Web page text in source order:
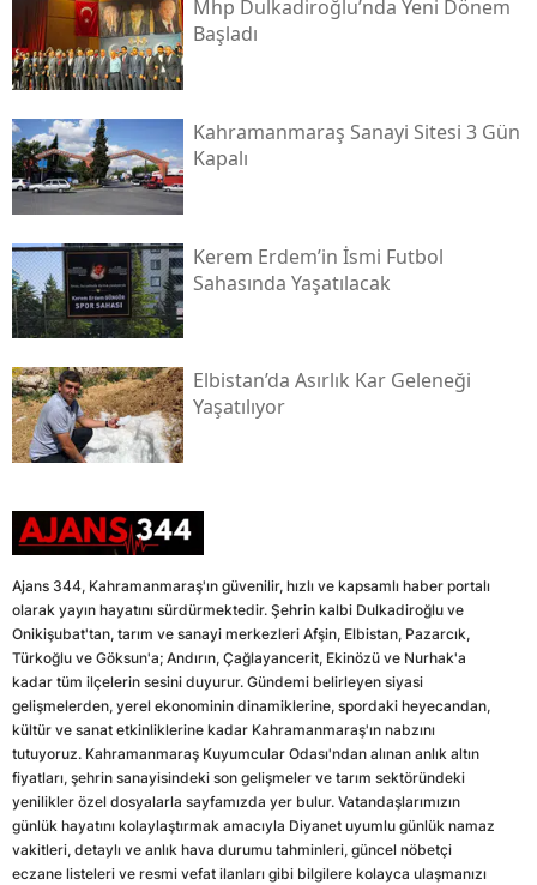
Mhp Dulkadiroğlu’nda Yeni Dönem
Başladı
Kahramanmaraş Sanayi Sitesi 3 Gün
Kapalı
Kerem Erdem’in İsmi Futbol
Sahasında Yaşatılacak
Elbistan’da Asırlık Kar Geleneği
Yaşatılıyor
Ajans 344, Kahramanmaraş'ın güvenilir, hızlı ve kapsamlı haber portalı
olarak yayın hayatını sürdürmektedir. Şehrin kalbi Dulkadiroğlu ve
Onikişubat'tan, tarım ve sanayi merkezleri Afşin, Elbistan, Pazarcık,
Türkoğlu ve Göksun'a; Andırın, Çağlayancerit, Ekinözü ve Nurhak'a
kadar tüm ilçelerin sesini duyurur. Gündemi belirleyen siyasi
gelişmelerden, yerel ekonominin dinamiklerine, spordaki heyecandan,
kültür ve sanat etkinliklerine kadar Kahramanmaraş'ın nabzını
tutuyoruz. Kahramanmaraş Kuyumcular Odası'ndan alınan anlık altın
fiyatları, şehrin sanayisindeki son gelişmeler ve tarım sektöründeki
yenilikler özel dosyalarla sayfamızda yer bulur. Vatandaşlarımızın
günlük hayatını kolaylaştırmak amacıyla Diyanet uyumlu günlük namaz
vakitleri, detaylı ve anlık hava durumu tahminleri, güncel nöbetçi
eczane listeleri ve resmi vefat ilanları gibi bilgilere kolayca ulaşmanızı